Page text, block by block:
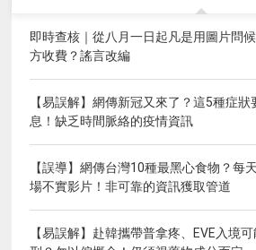
即時查核｜從八月一日起凡是用圖片問
方收費？謠言改編
【易誤解】網傳新冠又來了？這5種症
息！缺乏時間脈絡的疫情資訊
【誤導】網傳台灣10種最黑心食物？每
場不實影片！非可靠的資訊獲取管道
【易誤解】赴韓攜帶普拿疼、EVE入境